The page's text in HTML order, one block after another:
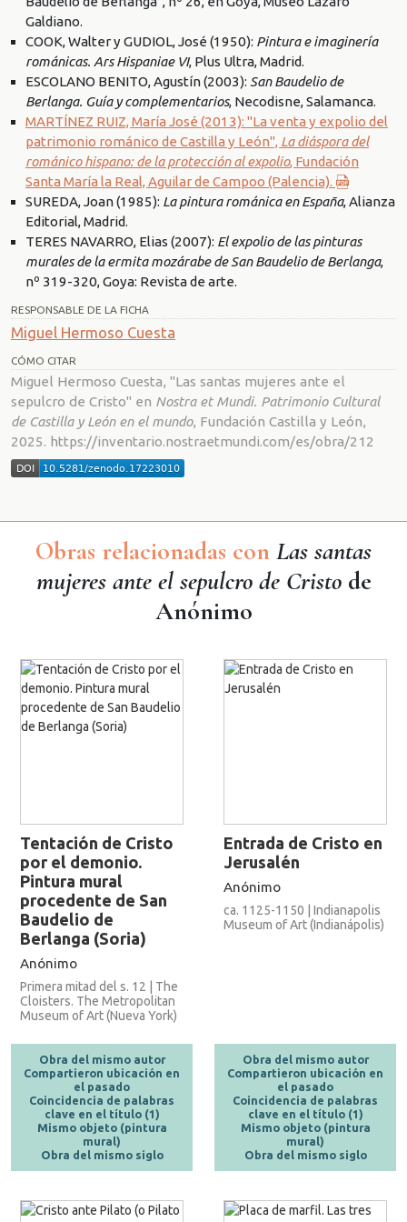
Galdiano.
COOK, Walter y GUDIOL, José (1950): Pintura e imaginería
románicas. Ars Hispaniae VI, Plus Ultra, Madrid.
ESCOLANO BENITO, Agustín (2003): San Baudelio de
Berlanga. Guía y complementarios, Necodisne, Salamanca.
MARTÍNEZ RUIZ, María José (2013): "La venta y expolio del
patrimonio románico de Castilla y León", La diáspora del
románico hispano: de la protección al expolio, Fundación
Santa María la Real, Aguilar de Campoo (Palencia).
SUREDA, Joan (1985): La pintura románica en España, Alianza
Editorial, Madrid.
TERES NAVARRO, Elias (2007): El expolio de las pinturas
murales de la ermita mozárabe de San Baudelio de Berlanga,
nº 319-320, Goya: Revista de arte.
RESPONSABLE DE LA FICHA
Miguel Hermoso Cuesta
CÓMO CITAR
Miguel Hermoso Cuesta, "Las santas mujeres ante el
sepulcro de Cristo" en Nostra et Mundi. Patrimonio Cultural
de Castilla y León en el mundo, Fundación Castilla y León,
2025. https://inventario.nostraetmundi.com/es/obra/212
Obras relacionadas con Las santas
mujeres ante el sepulcro de Cristode
Anónimo
Tentación de Cristo
por el demonio.
Pintura mural
procedente de San
Baudelio de
Berlanga (Soria)
Anónimo
Primera mitad del s. 12 | The
Cloisters. The Metropolitan
Museum of Art (Nueva York)
Obra del mismo autor
Compartieron ubicación en
el pasado
Coincidencia de palabras
clave en el título (1)
Mismo objeto (pintura
mural)
Obra del mismo siglo
Entrada de Cristo en
Jerusalén
Anónimo
ca. 1125-1150 | Indianapolis
Museum of Art (Indianápolis)
Obra del mismo autor
Compartieron ubicación en
el pasado
Coincidencia de palabras
clave en el título (1)
Mismo objeto (pintura
mural)
Obra del mismo siglo